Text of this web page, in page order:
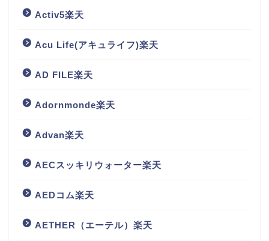
Activ5楽天
Acu Life(アキュライフ)楽天
AD FILE楽天
Adornmonde楽天
Advan楽天
AECスッキリウォーター楽天
AEDコム楽天
AETHER（エーテル）楽天